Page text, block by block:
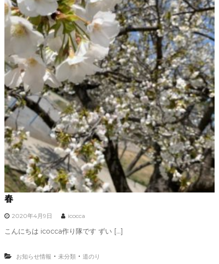
春
2020年4月9日 icocca
こんにちは icocca作り隊です ずい […]
お知らせ情報 ・ 未分類・ 道のり